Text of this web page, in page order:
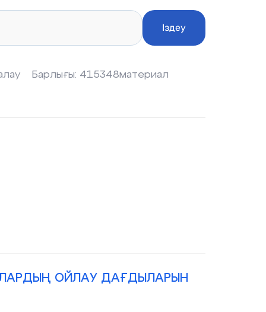
Іздеу
Барлығы: 415348материал
ОЙЛАУ ДАҒДЫЛАРЫН